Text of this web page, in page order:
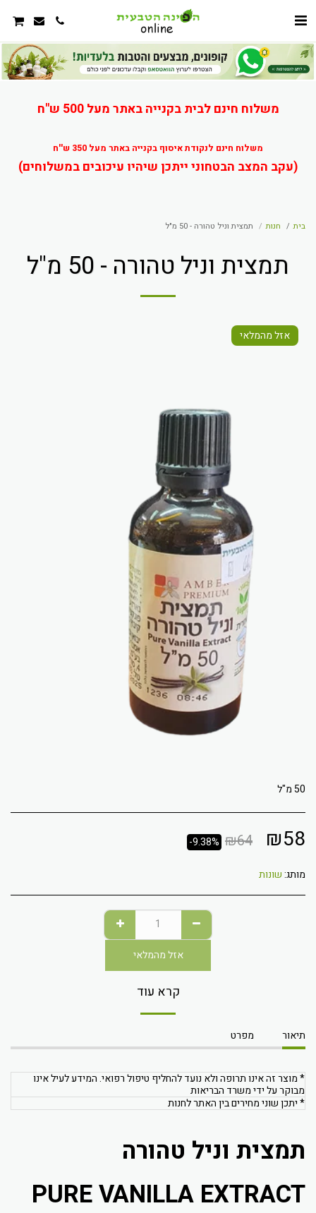
משלוח חינם לבית בקנייה באתר מעל 500 ש"ח
משלוח חינם לנקודת איסוף בקנייה באתר מעל 350 ש''ח
(עקב המצב הבטחוני ייתכן שיהיו עיכובים במשלוחים)
בית חנות תמצית וניל טהורה - 50 מ"ל
תמצית וניל טהורה - 50 מ"ל
אזל מהמלאי
50 מ"ל
₪58
₪64
-9.38%
מותג:שונות
אזל מהמלאי
קרא עוד
תיאור מפרט
* מוצר זה אינו תרופה ולא נועד להחליף טיפול רפואי. המידע לעיל אינו
מבוקר על ידי משרד הבריאות
* יתכן שוני מחירים בין האתר לחנות
תמצית וניל טהורה
PURE VANILLA EXTRACT